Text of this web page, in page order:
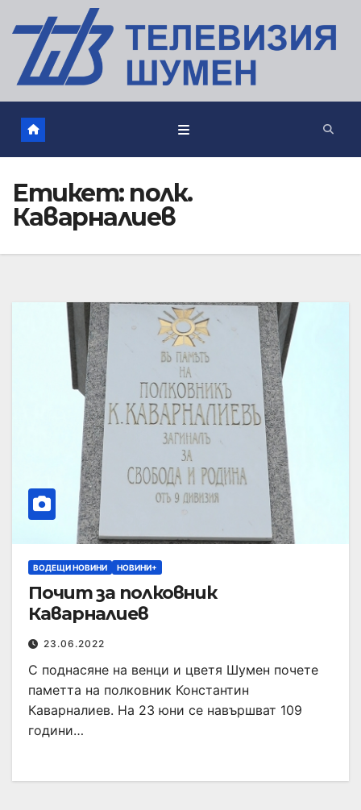
Етикет: полк.
Каварналиев
ВОДЕЩИ НОВИНИ НОВИНИ+
Почит за полковник
Каварналиев
23.06.2022
С поднасяне на венци и цветя Шумен почете
паметта на полковник Константин
Каварналиев. На 23 юни се навършват 109
години…